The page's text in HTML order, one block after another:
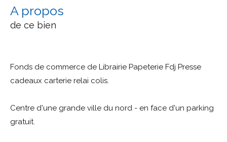
a propos
de ce bien
Fonds de commerce de Librairie Papeterie Fdj Presse
cadeaux carterie relai colis.
Centre d'une grande ville du nord - en face d'un parking
gratuit.